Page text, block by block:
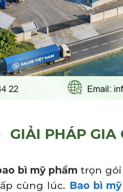
GIẢI PHÁP GIA
bì mỹ phẩm trọn
cùng lúc. Bao bì